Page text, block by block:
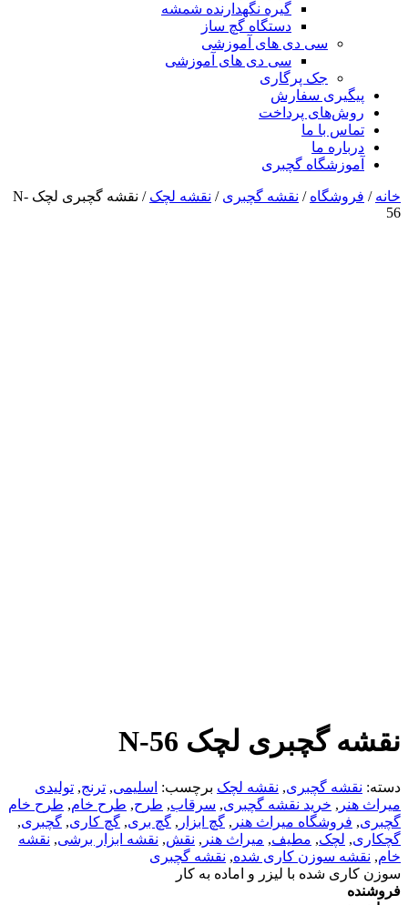
گیره نگهدارنده شمشه
دستگاه گچ ساز
سی دی های آموزشی
سی دی های آموزشی
جک پرگاری
پیگیری سفارش
روش‌های پرداخت
تماس با ما
درباره ما
آموزشگاه گچبری
خانه / فروشگاه / نقشه گچبری / نقشه لچک
/ نقشه گچبری لچک N-
56
نقشه گچبری لچک N-56
دسته: نقشه گچبری, نقشه لچک برچسب: اسلیمی, ترنج, تولیدی
میراث هنر , خرید نقشه گچبری, سرقاب, طرح, طرح خام, طرح خام
گچبری, فروشگاه میراث هنر , گچ ابزار , گچ بری, گچ کاری, گچبری,
گچکاری, لچک, مطیف, میراث هنر , نقش, نقشه ابزار برشی, نقشه
خام, نقشه سوزن کاری شده, نقشه گچبری
سوزن کاری شده با لیزر و اماده به کار
فروشنده